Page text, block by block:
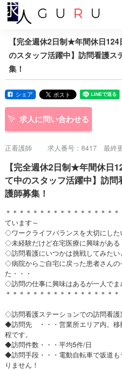
【完全週休2日制★年間休日
のスタッフ活躍中】訪問看護ス
集！
シェア
求人に問い合わせる
正看護師 求人番号：8417 最終
【完全週休2日制★年間休
て中のスタッフ活躍中】訪
護師募集！
＊＊＊＊＊＊＊＊＊＊＊＊＊＊＊＊
ています～
◇ワークライフバランスを大切にした
◇未経験だけど在宅医療に興味がある
◇訪問看護にいつかは挑戦してみたい
◇病院からご自宅に戻った患者さん
た・・・
◇訪問の仕事に興味はあるが一人でま
＊＊＊＊＊＊＊＊＊＊＊＊＊＊＊＊＊
◇訪問看護ステーションでの訪問看護
◆訪問先 ・・・営業所エリア内。移
程です。
◆訪問件数・・・平均5件/日
◆訪問手段・・・電動自転車で坂道
りません！